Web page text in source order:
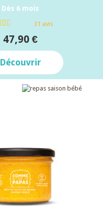
Dès 6 mois
31 avis
47,90 €
Découvrir